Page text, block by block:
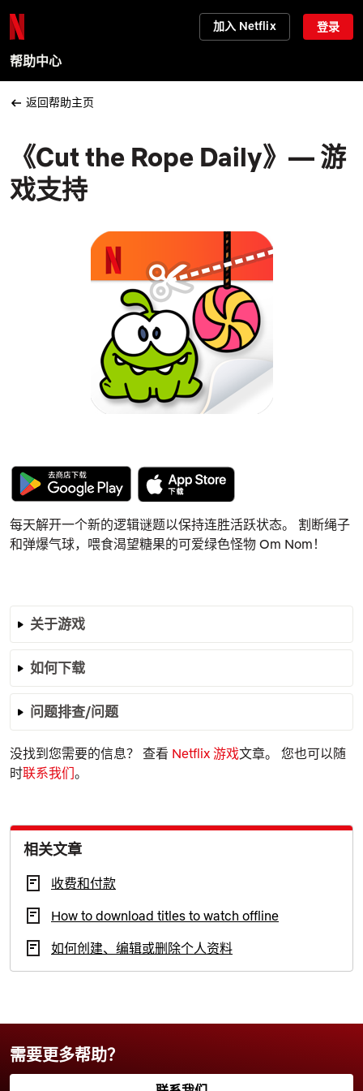
加入 Netflix 登录
帮助中心
返回帮助主页
《Cut the Rope Daily》— 游
戏支持
每天解开一个新的逻辑谜题以保持连胜活跃状态。 割断绳子
和弹爆气球，喂食渴望糖果的可爱绿色怪物 Om Nom！
关于游戏
如何下载
问题排查/问题
没找到您需要的信息？ 查看 Netflix 游戏文章。 您也可以随
时联系我们。
相关文章
收费和付款
How to download titles to watch offline
如何创建、编辑或删除个人资料
需要更多帮助？